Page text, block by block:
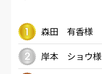
森田 有香様
岸本 ショウ様